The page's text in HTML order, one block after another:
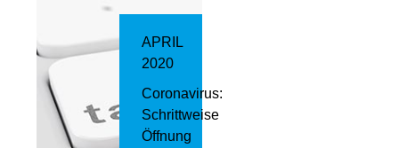
APRIL
2020
Coronavirus:
Schrittweise
Öffnung